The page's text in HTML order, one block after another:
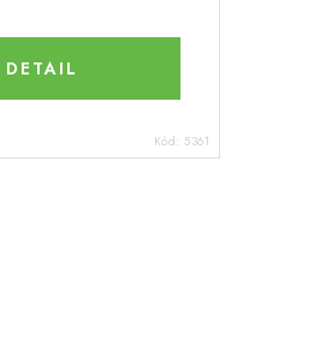
DETAIL
Kód: 5361